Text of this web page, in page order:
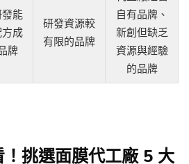
能
方成
牌
研發資源較
有限的品牌
自有品牌、
新創但缺乏
資源與經驗
的品牌
挑選面膜代工廠 5 大